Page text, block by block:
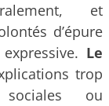
et
d’épure
Le
trop
sociales ou